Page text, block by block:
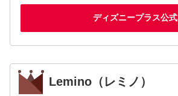
ディズニープラス公式
Lemino（レミノ）